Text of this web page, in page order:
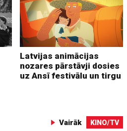
Latvijas animācijas
nozares pārstāvji dosies
uz Ansī festivālu un tirgu
Vairāk KINO/TV